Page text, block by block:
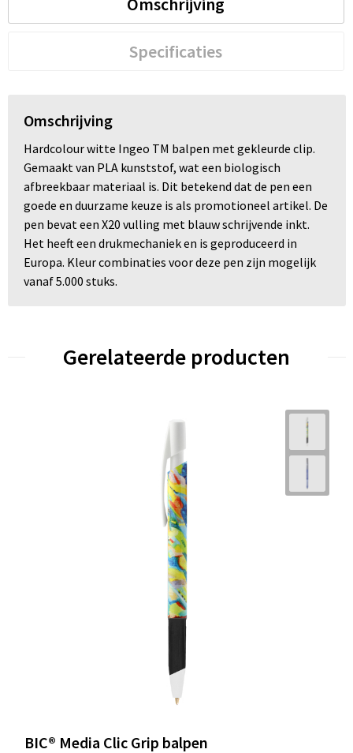
Specificaties
Omschrijving
Hardcolour witte Ingeo TM balpen met gekleurde clip.
Gemaakt van PLA kunststof, wat een biologisch
afbreekbaar materiaal is. Dit betekend dat de pen een
goede en duurzame keuze is als promotioneel artikel. De
pen bevat een X20 vulling met blauw schrijvende inkt.
Het heeft een drukmechaniek en is geproduceerd in
Europa. Kleur combinaties voor deze pen zijn mogelijk
vanaf 5.000 stuks.
Gerelateerde producten
BIC® Media Clic Grip balpen